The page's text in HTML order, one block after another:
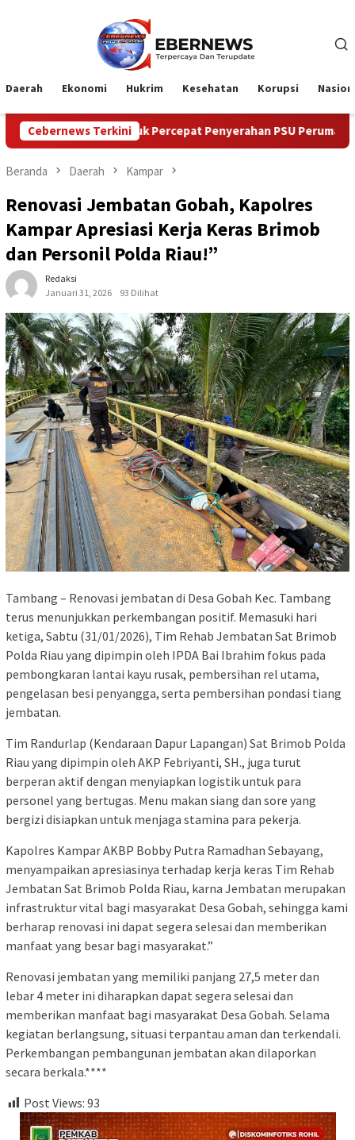
Daerah Ekonomi Hukrim Kesehatan Korupsi
Cebernews Terkini
Percepat Penyerahan PSU Perumahan kepada
Beranda Daerah Kampar
Renovasi Jembatan Gobah, Kapolres
Kampar Apresiasi Kerja Keras Brimob
dan Personil Polda Riau!”
Redaksi
Januari 31, 2026
93 Dilihat
Tambang – Renovasi jembatan di Desa Gobah Kec. Tambang
terus menunjukkan perkembangan positif. Memasuki hari
ketiga, Sabtu (31/01/2026), Tim Rehab Jembatan Sat Brimob
Polda Riau yang dipimpin oleh IPDA Bai Ibrahim fokus pada
pembongkaran lantai kayu rusak, pembersihan rel utama,
pengelasan besi penyangga, serta pembersihan pondasi tiang
jembatan.
Tim Randurlap (Kendaraan Dapur Lapangan) Sat Brimob Polda
Riau yang dipimpin oleh AKP Febriyanti, SH., juga turut
berperan aktif dengan menyiapkan logistik untuk para
personel yang bertugas. Menu makan siang dan sore yang
bergizi disiapkan untuk menjaga stamina para pekerja.
Kapolres Kampar AKBP Bobby Putra Ramadhan Sebayang,
menyampaikan apresiasinya terhadap kerja keras Tim Rehab
Jembatan Sat Brimob Polda Riau, karna Jembatan merupakan
infrastruktur vital bagi masyarakat Desa Gobah, sehingga kami
berharap renovasi ini dapat segera selesai dan memberikan
manfaat yang besar bagi masyarakat.”
Renovasi jembatan yang memiliki panjang 27,5 meter dan
lebar 4 meter ini diharapkan dapat segera selesai dan
memberikan manfaat bagi masyarakat Desa Gobah. Selama
kegiatan berlangsung, situasi terpantau aman dan terkendali.
Perkembangan pembangunan jembatan akan dilaporkan
secara berkala.****
Post Views: 93